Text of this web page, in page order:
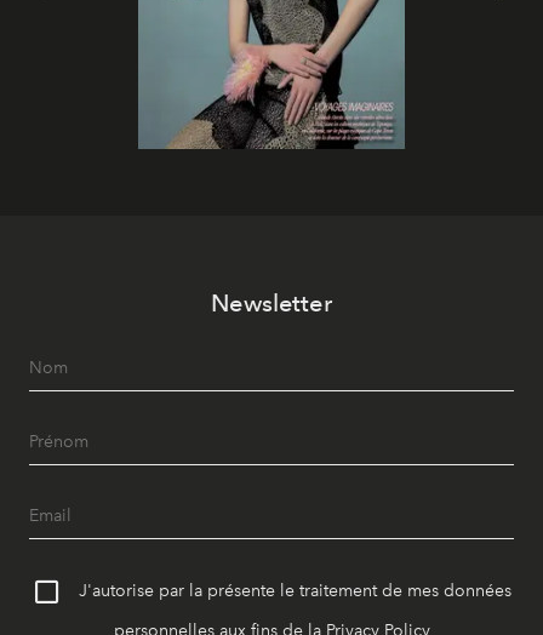
Newsletter
J'autorise par la présente le traitement de mes données
personnelles aux fins de la Privacy Policy